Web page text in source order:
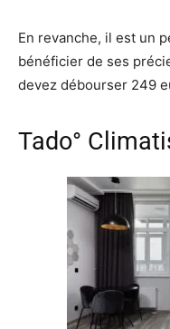
En revanche, il est un
bénéficier de ses
devez débourser 249
Tado°